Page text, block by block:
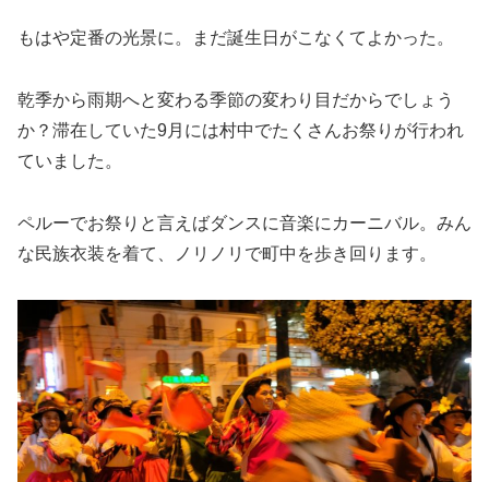
もはや定番の光景に。まだ誕生日がこなくてよかった。
乾季から雨期へと変わる季節の変わり目だからでしょう
か？滞在していた9月には村中でたくさんお祭りが行われ
ていました。
ペルーでお祭りと言えばダンスに音楽にカーニバル。みん
な民族衣装を着て、ノリノリで町中を歩き回ります。